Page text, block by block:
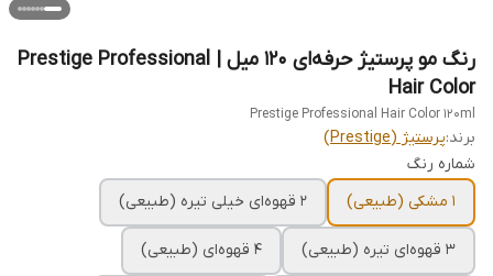
رنگ مو پرستیژ حرفه‌ای 120 میل | Prestige Professional
Hair Color
Prestige Professional Hair Color 120ml
برند:پرستیژ (Prestige)
شماره رنگ
1 مشکی (طبیعی)
2 قهوه‌ای خیلی تیره (طبیعی)
3 قهوه‌ای تیره (طبیعی) 4 قهوه‌ای (طبیعی)